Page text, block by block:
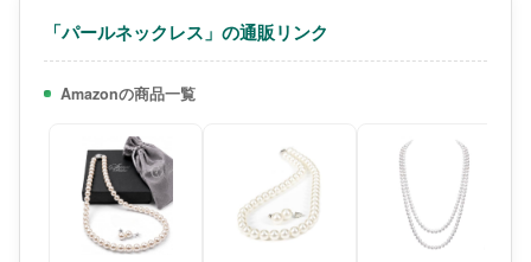
「パールネックレス」の通販リンク
Amazonの商品一覧